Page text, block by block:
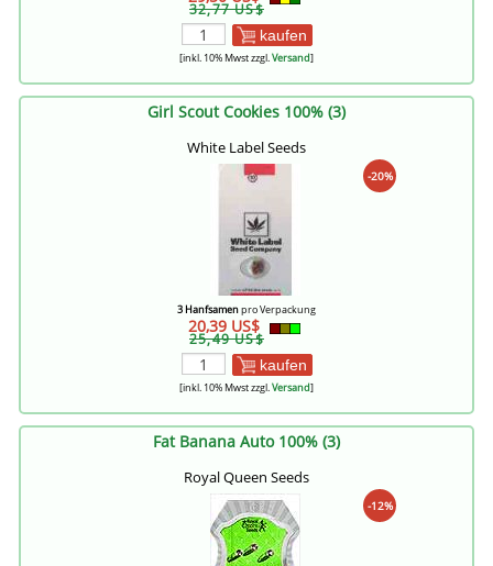
32,77 US$
kaufen
[inkl. 10% Mwst zzgl.Versand]
Girl Scout Cookies 100% (3)
White Label Seeds
-20%
3 Hanfsamenpro Verpackung
20,39 US$
25,49 US$
kaufen
[inkl. 10% Mwst zzgl.Versand]
Fat Banana Auto 100% (3)
Royal Queen Seeds
-12%